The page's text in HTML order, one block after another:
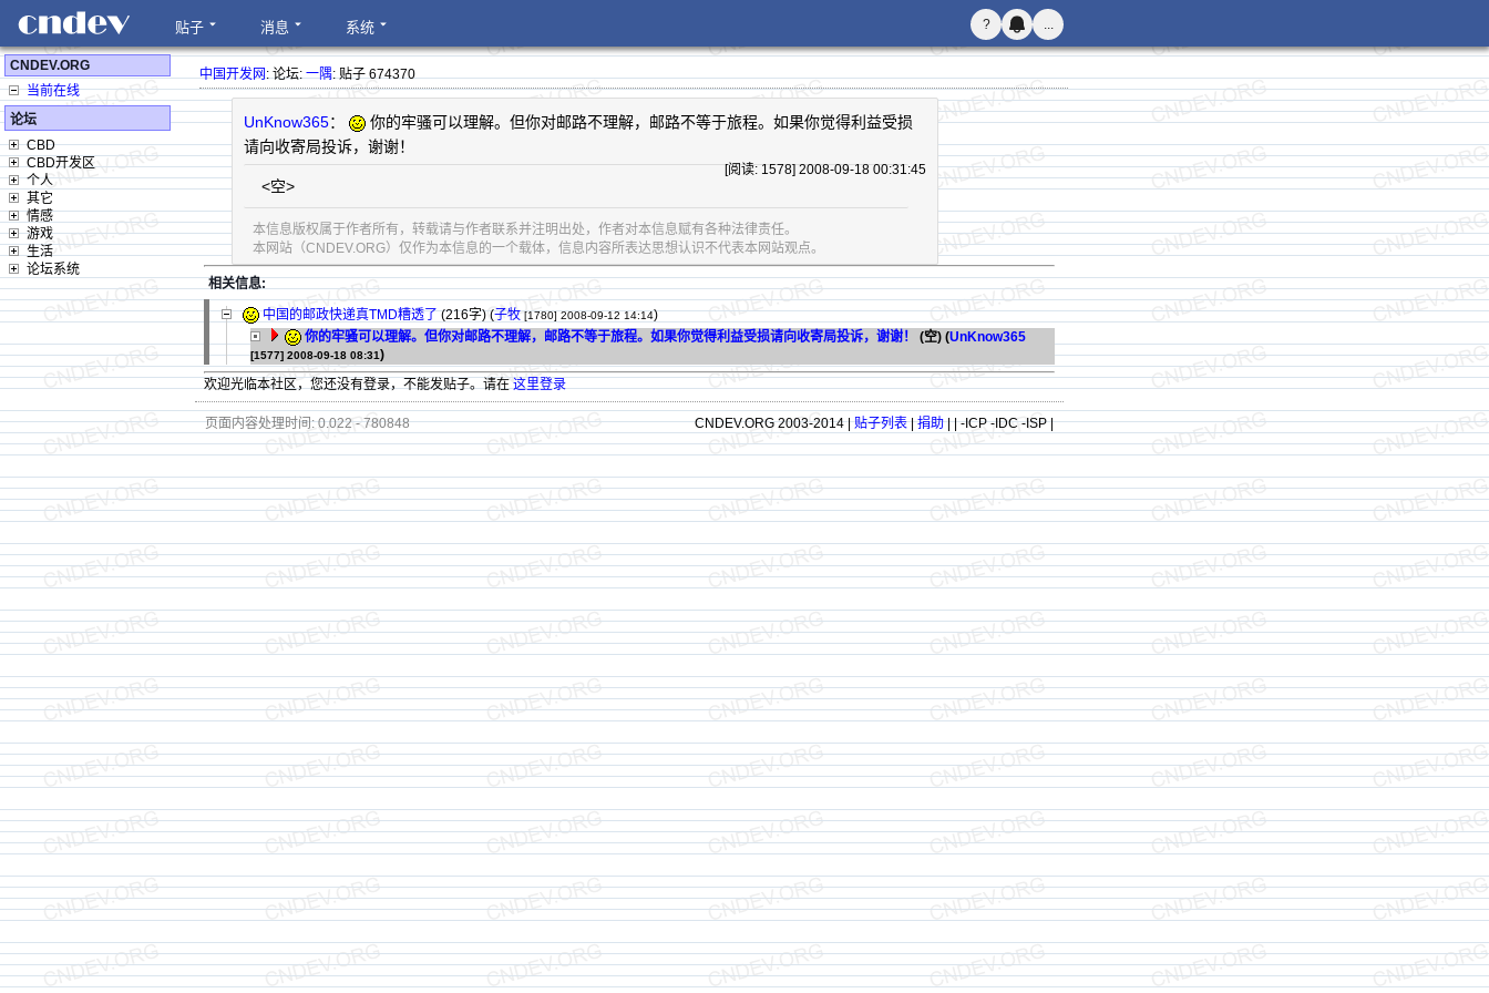
贴子 消息 系统 ? ...
CNDEV.ORG
当前在线
论坛
CBD
CBD开发区
个人
其它
情感
游戏
生活
论坛系统
中国开发网: 论坛:一隅: 贴子 674370
UnKnow365：
你的牢骚可以理解。但你对邮路不理解，邮路不等于旅程。如果你觉得利益受损
请向收寄局投诉，谢谢！
[阅读: 1578] 2008-09-18 00:31:45
<空>
本信息版权属于作者所有，转载请与作者联系并注明出处，作者对本信息赋有各种法律责任。
本网站（CNDEV.ORG）仅作为本信息的一个载体，信息内容所表达思想认识不代表本网站观点。
相关信息:
中国的邮政快递真TMD糟透了 (216字)(子牧 [1780] 2008-09-12 14:14)
你的牢骚可以理解。但你对邮路不理解，邮路不等于旅程。如果你觉得利益受损请向收寄局投诉，谢谢！
(空) (UnKnow365
[1577] 2008-09-18 08:31)
欢迎光临本社区，您还没有登录，不能发贴子。请在这里登录
页面内容处理时间: 0.022 - 780848 CNDEV.ORG 2003-2014 |贴子列表|捐助|| -ICP -IDC -ISP |